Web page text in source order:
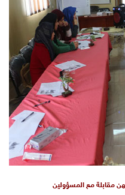
مقابلة مع المسؤولين